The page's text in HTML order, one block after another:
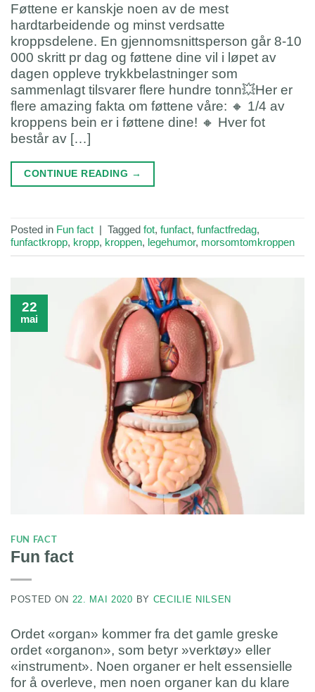
Føttene er kanskje noen av de mest
hardtarbeidende og minst verdsatte
kroppsdelene. En gjennomsnittsperson går 8-10
000 skritt pr dag og føttene dine vil i løpet av
dagen oppleve trykkbelastninger som
sammenlagt tilsvarer flere hundre tonn💥Her er
flere amazing fakta om føttene våre: 🔸 1/4 av
kroppens bein er i føttene dine! 🔸 Hver fot
består av […]
CONTINUE READING →
Posted in Fun fact | Tagged fot, funfact, funfactfredag,
funfactkropp, kropp, kroppen, legehumor, morsomtomkroppen
22
mai
FUN FACT
Fun fact
POSTED ON 22. MAI 2020 BY CECILIE NILSEN
Ordet «organ» kommer fra det gamle greske
ordet «organon», som betyr »verktøy» eller
«instrument». Noen organer er helt essensielle
for å overleve, men noen organer kan du klare